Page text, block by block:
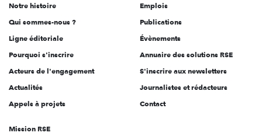
l'engagement
Notre histoire
Qui sommes-nous ?
Ligne éditoriale
Pourquoi s'inscrire
Acteurs de l'engagement
Actualités
Appels à projets
Emplois
Publications
Évènements
Annuaire des solutions RSE
S'inscrire aux newsletters
Journalistes et rédacteurs
Contact
Mission RSE